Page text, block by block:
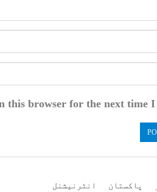
this browser for the next time I
پاکستان انٹرنیشنل